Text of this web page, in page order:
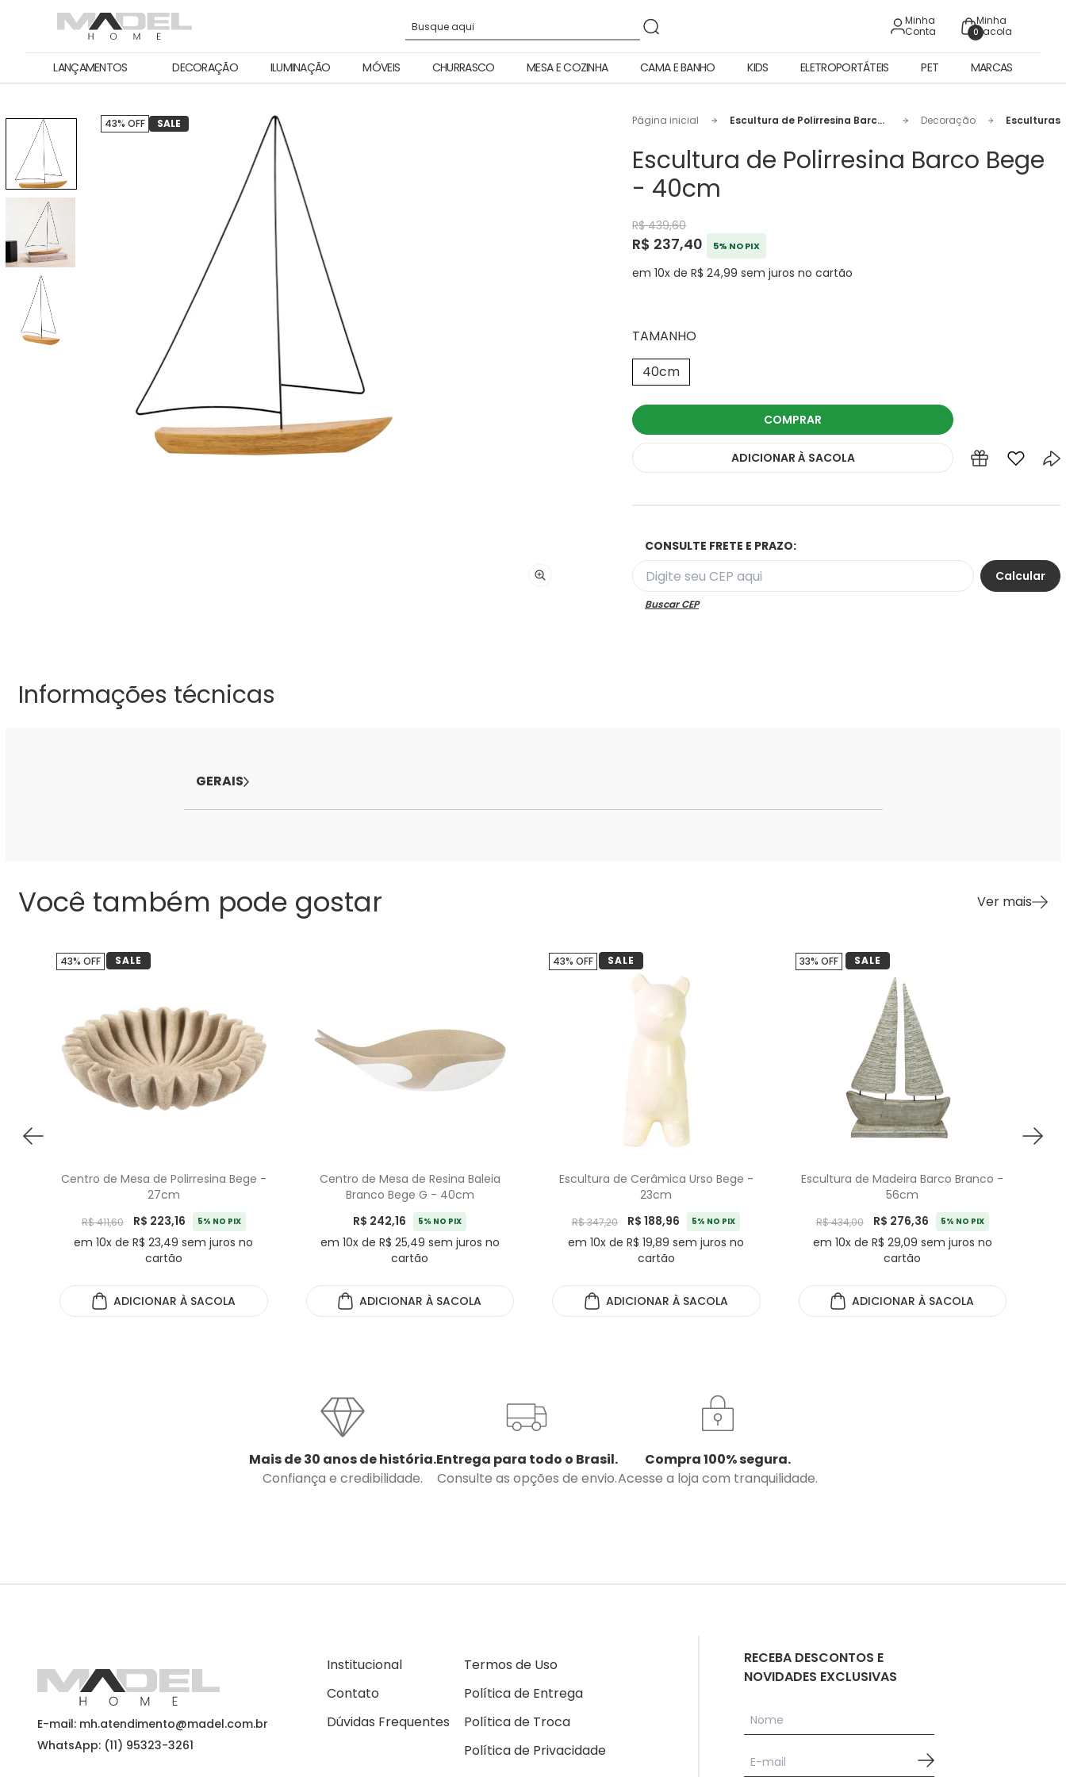
Minha
Conta
0
Minha
Sacola
LANÇAMENTOS DECORAÇÃO ILUMINAÇÃO MÓVEIS CHURRASCO MESA E COZINHA CAMA E BANHO KIDS ELETROPORTÁTEIS PET MARCAS
Página inicial
Escultura de Polirresina Barco
Decoração Esculturas
Escultura de Polirresina Barco Bege
- 40cm
R$ 439,60
R$ 237,40 5% NO PIX
em 10x de R$ 24,99 sem juros no cartão
43% OFF SALE
TAMANHO
40cm
COMPRAR
ADICIONAR À SACOLA
CONSULTE FRETE E PRAZO:
Buscar CEP
Informações técnicas
GERAIS
Você também pode gostar Ver mais
Centro de Mesa de Polirresina Bege -
27cm
R$ 411,60 R$ 223,16 5% NO PIX
em 10x de R$ 23,49 sem juros no
cartão
43% OFF SALE
ADICIONAR À SACOLA
Centro de Mesa de Resina Baleia
Branco Bege G - 40cm
R$ 242,16
5% NO PIX
em 10x de R$ 25,49 sem juros no
cartão
ADICIONAR À SACOLA
Escultura de Cerâmica Urso Bege -
23cm
R$ 347,20 R$ 188,96 5% NO PIX
em 10x de R$ 19,89 sem juros no
cartão
43% OFF SALE
ADICIONAR À SACOLA
Escultura de Madeira Barco Branco -
56cm
R$ 434,00 R$ 276,36 5% NO PIX
em 10x de R$ 29,09 sem juros no
cartão
33% OFF SALE
ADICIONAR À SACOLA
Mais de 30 anos de história.
Confiança e credibilidade.
Entrega para todo o Brasil.
Consulte as opções de envio.
Compra 100% segura.
Acesse a loja com tranquilidade.
E-mail: mh.atendimento@madel.com.br
WhatsApp: (11) 95323-3261
Institucional
Contato
Dúvidas Frequentes
Termos de Uso
Política de Entrega
Política de Troca
Política de Privacidade
RECEBA DESCONTOS E
NOVIDADES EXCLUSIVAS